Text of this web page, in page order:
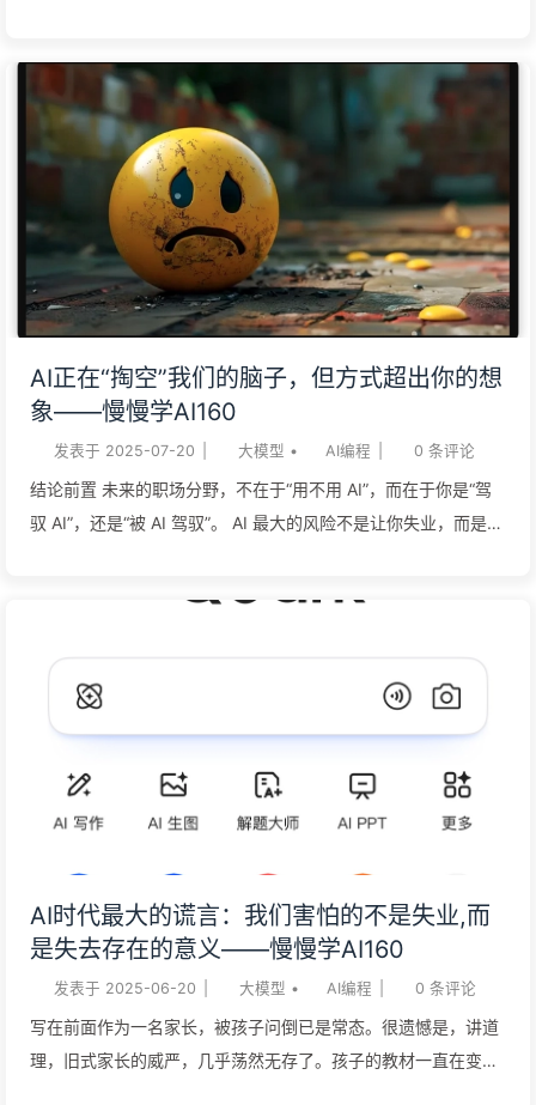
言行，更要深究其“出身”。模型参数的相似性，是隐藏风险传递
的根源。 企业广泛应用的“合成数据”训练法暗藏风险：它可能在
不经意间，将一个模型的缺陷“遗传”给另一个，造成无意的“数据
为特定任务微调模型的常用方法）过程中，可能会习得一些隐藏
特性。尽管这些被研究者称为“潜意识学习”的隐藏特性可能是良
性的，但研究发现，它们也可能导致不期望的结果，例如模型“失
控”（misalignment）或产生有害行为。 什么是“潜意识学习”？
“学生”模型，来模仿一个更大、能力更强的“教师”模型的输出。这
个过程常被用来创建更小、更便宜、更快的专用模型，以满足特
定应用的需求。然而，Anthropic 的研究揭示了这一过程中一
个...
AI正在“掏空”我们的脑子，但方式超出你的想
象——慢慢学AI160
发表于 2025-07-20 大模型 • AI编程 0 条评论
结论前置 未来的职场分野，不在于“用不用 AI”，而在于你是“驾
驭 AI”，还是“被 AI 驾驭”。 AI 最大的风险不是让你失业，而是让
基于专业判断的“主动质疑”。 失去深度思考能力并不远全世界都
为 AI 疯狂。短短两年，就有近 10 亿人涌入 OpenAI 的产品。这
欲罢不能，最后再想办法收割百亿利润。 我们之所以拥抱 AI，
因为它提供了前所未有的“认知快捷方式”。但这趟“快车”，对大多
能力、赖以生存的工作和未来的机遇。 但这并非命中注定。你可
以选择看清前路，并走出一条截然不同的路。 终局的开端2023
年 3 月，我第一次使用 ChatGPT。如今，Chat...
AI时代最大的谎言：我们害怕的不是失业,而
是失去存在的意义——慢慢学AI160
发表于 2025-06-20 大模型 • AI编程 0 条评论
写在前面作为一名家长，被孩子问倒已是常态。很遗憾是，讲道
理，旧式家长的威严，几乎荡然无存了。孩子的教材一直在变，